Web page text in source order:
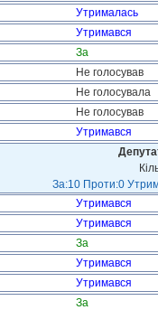
Утрималась
Утримався
За
Не голосував
Не голосувала
Не голосував
Утримався
За:10 Проти:0
Утримався
Утримався
За
Утримався
Утримався
За